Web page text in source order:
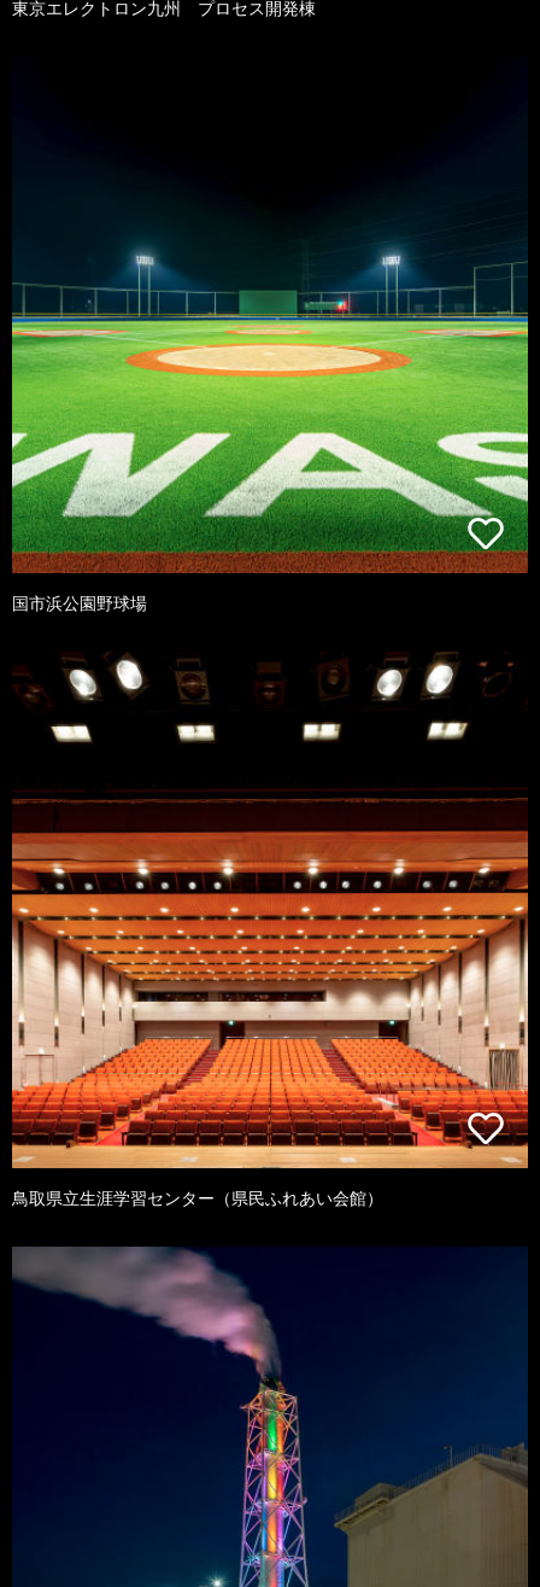
東京エレクトロン九州 プロセス開発棟
国市浜公園野球場
鳥取県立生涯学習センター（県民ふれあい会館）